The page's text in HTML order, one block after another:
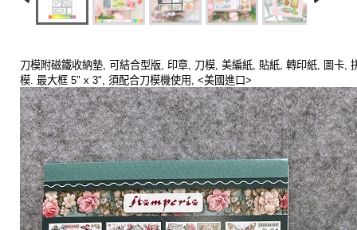
刀模附磁鐵收納墊, 可結合型版, 印章, 刀模, 美編紙, 貼紙, 轉印紙, 圖卡,
模. 最大框 5" x 3", 須配合刀模機使用, <美國進口>